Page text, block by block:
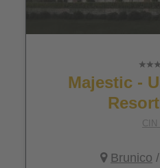
Majestic -
CIN
Brunico /